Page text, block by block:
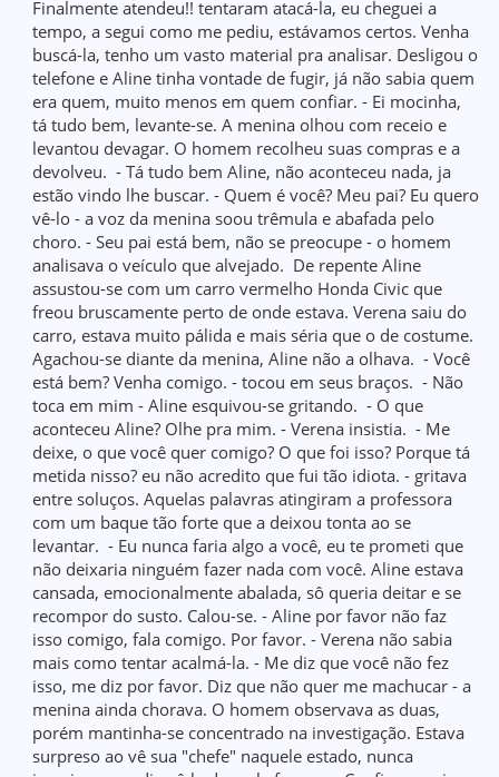
Finalmente atendeu!! tentaram atacá-la, eu cheguei a
tempo, a segui como me pediu, estávamos certos. Venha
buscá-la, tenho um vasto material pra analisar. Desligou o
telefone e Aline tinha vontade de fugir, já não sabia quem
era quem, muito menos em quem confiar. - Ei mocinha,
tá tudo bem, levante-se. A menina olhou com receio e
levantou devagar. O homem recolheu suas compras e a
devolveu. - Tá tudo bem Aline, não aconteceu nada, ja
estão vindo lhe buscar. - Quem é você? Meu pai? Eu quero
vê-lo - a voz da menina soou trêmula e abafada pelo
choro. - Seu pai está bem, não se preocupe - o homem
analisava o veículo que alvejado. De repente Aline
assustou-se com um carro vermelho Honda Civic que
freou bruscamente perto de onde estava. Verena saiu do
carro, estava muito pálida e mais séria que o de costume.
Agachou-se diante da menina, Aline não a olhava. - Você
está bem? Venha comigo. - tocou em seus braços. - Não
toca em mim - Aline esquivou-se gritando. - O que
aconteceu Aline? Olhe pra mim. - Verena insistia. - Me
deixe, o que você quer comigo? O que foi isso? Porque tá
metida nisso? eu não acredito que fui tão idiota. - gritava
entre soluços. Aquelas palavras atingiram a professora
com um baque tão forte que a deixou tonta ao se
levantar. - Eu nunca faria algo a você, eu te prometi que
não deixaria ninguém fazer nada com você. Aline estava
cansada, emocionalmente abalada, sô queria deitar e se
recompor do susto. Calou-se. - Aline por favor não faz
isso comigo, fala comigo. Por favor. - Verena não sabia
mais como tentar acalmá-la. - Me diz que você não fez
isso, me diz por favor. Diz que não quer me machucar - a
menina ainda chorava. O homem observava as duas,
porém mantinha-se concentrado na investigação. Estava
surpreso ao vê sua "chefe" naquele estado, nunca